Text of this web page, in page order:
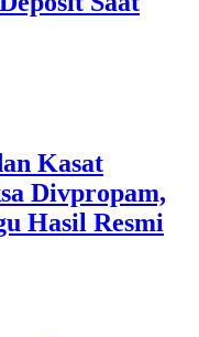
Kasat
Divpropam,
Hasil Resmi